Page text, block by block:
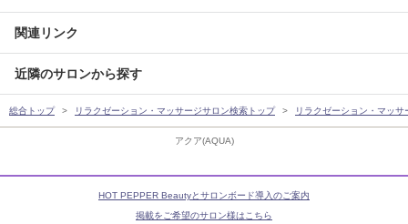
アクア(AQUA)
関連リンク
近隣のサロンから探す
総合トップ リラクゼーション・マッサージサロン検索トップ リラクゼーション・マッ
HOT PEPPER Beautyとサロンボード導入のご案内
掲載をご希望のサロン様はこちら